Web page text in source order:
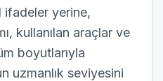
ifadeler yerine,
kullanılan araçlar ve
boyutlarıyla
uzmanlık seviyesini